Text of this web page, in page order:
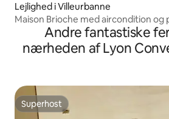
Lejlighed i Villeurbanne
Maison Brioche med aircondition og
Andre fantastiske
nærheden af Lyon
Superhost
Superhost